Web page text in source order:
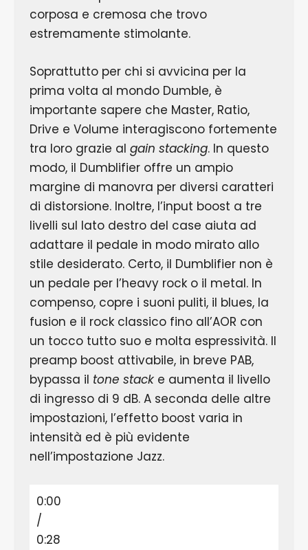
corposa e cremosa che trovo
estremamente stimolante.
Soprattutto per chi si avvicina per la
prima volta al mondo Dumble, è
importante sapere che Master, Ratio,
Drive e Volume interagiscono fortemente
tra loro grazie al gain stacking. In questo
modo, il Dumblifier offre un ampio
margine di manovra per diversi caratteri
di distorsione. Inoltre, l’input boost a tre
livelli sul lato destro del case aiuta ad
adattare il pedale in modo mirato allo
stile desiderato. Certo, il Dumblifier non è
un pedale per l’heavy rock o il metal. In
compenso, copre i suoni puliti, il blues, la
fusion e il rock classico fino all’AOR con
un tocco tutto suo e molta espressività. Il
preamp boost attivabile, in breve PAB,
bypassa il tone stack e aumenta il livello
di ingresso di 9 dB. A seconda delle altre
impostazioni, l’effetto boost varia in
intensità ed è più evidente
nell’impostazione Jazz.
0:00
/
0:28